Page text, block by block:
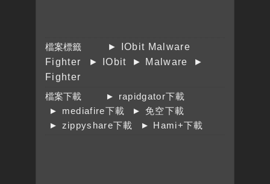
檔案標籤
► IObit Malware
Fighter
► IObit ► Malware
►
Fighter
檔案下載